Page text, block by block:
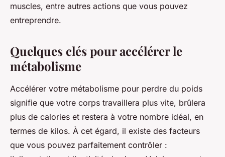
muscles, entre autres actions que vous pouvez
entreprendre.
Quelques clés pour accélérer le
métabolisme
Accélérer votre métabolisme pour perdre du poids
signifie que votre corps travaillera plus vite, brûlera
plus de calories et restera à votre nombre idéal, en
termes de kilos. À cet égard, il existe des facteurs
que vous pouvez parfaitement contrôler :